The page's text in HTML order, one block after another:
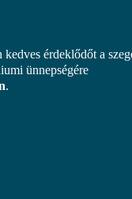
érdeklődőt a
ünnepségére
.